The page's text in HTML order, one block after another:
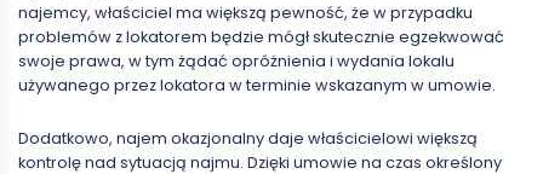
najemcy, właściciel ma większą pewność, że w przypadku
problemów z lokatorem będzie mógł skutecznie egzekwować
swoje prawa, w tym żądać opróżnienia i wydania lokalu
używanego przez lokatora w terminie wskazanym w umowie.
Dodatkowo, najem okazjonalny daje właścicielowi większą
kontrolę nad sytuacją najmu. Dzięki umowie na czas określony